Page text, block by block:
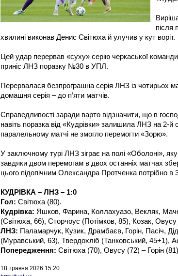
після
хвилині виконав Денис Світюха й улучив у кут воріт.
Цей удар перервав «суху» серію черкаської
приніс ЛНЗ поразку №30 в УПЛ.
Перервалася безпрограшна серія ЛНЗ із чотирьох
домашня серія – до п’яти матчів.
Справедливості заради варто відзначити, що в
навіть поразка від «Кудрівки» залишила ЛНЗ на 2-й
паралельному матчі не змогло перемогти «Зорю».
У заключному турі ЛНЗ зіграє на полі «Оболоні»,
завдяки двом перемогам в двох останніх матчах
цього підопічним Олександра Протченка потрібно в
КУДРІВКА – ЛНЗ – 1:0
Гол: Світюха (80).
Кудрівка: Яшков, Фарина, Коллахуазо, Векляк,
(Світюха, 66), Сторчоус (Потімков, 85), Козак, Овусу
ЛНЗ: Паламарчук, Кузик, Драмбаєв, Горін, Пасіч,
(Муравський, 63), Твердохліб (Танковський, 45+1),
Попередження: Світюха (70), Овусу (72) – Горін
18 травня 2026 15:20